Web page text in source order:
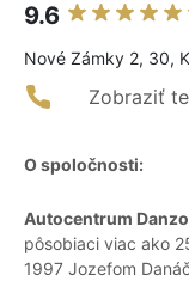
9.6
Nové Zámky 2, 30,
Zobraziť
O spoločnosti:
Autocentrum
pôsobiaci viac ako
1997 Jozefom